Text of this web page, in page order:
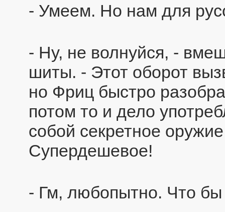
- Умеем. Но нам для
- Ну, не волнуйся, -
шиты. - Этот оборот
но Фриц быстро
потом то и дело
собой секретное
Супердешевое!
- Гм, любопытно. Что бы